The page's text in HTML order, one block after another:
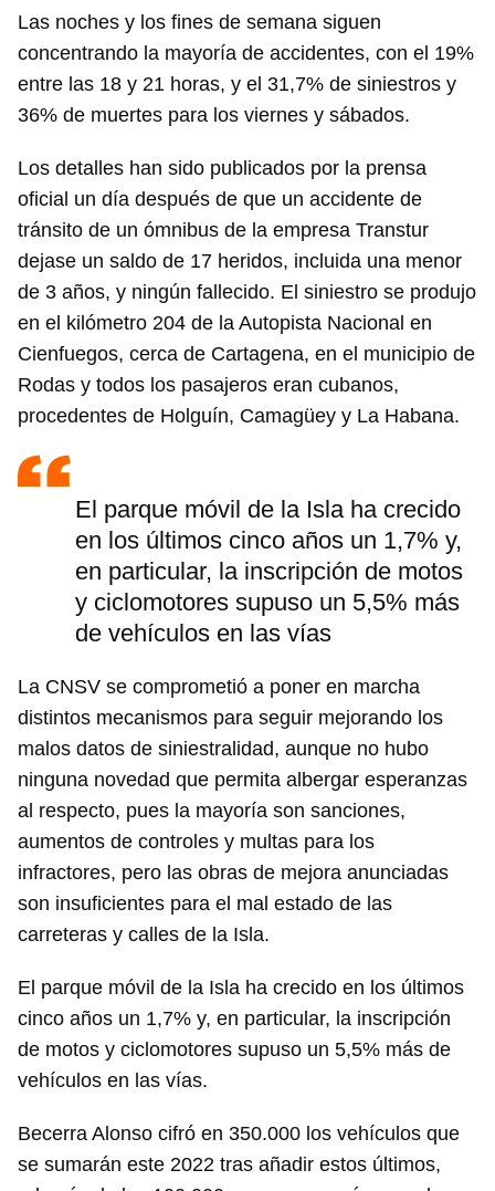
Las noches y los fines de semana siguen
concentrando la mayoría de accidentes, con el 19%
entre las 18 y 21 horas, y el 31,7% de siniestros y
36% de muertes para los viernes y sábados.
Los detalles han sido publicados por la prensa
oficial un día después de que un accidente de
tránsito de un ómnibus de la empresa Transtur
dejase un saldo de 17 heridos, incluida una menor
de 3 años, y ningún fallecido. El siniestro se produjo
en el kilómetro 204 de la Autopista Nacional en
Cienfuegos, cerca de Cartagena, en el municipio de
Rodas y todos los pasajeros eran cubanos,
procedentes de Holguín, Camagüey y La Habana.
El parque móvil de la Isla ha crecido
en los últimos cinco años un 1,7% y,
en particular, la inscripción de motos
y ciclomotores supuso un 5,5% más
de vehículos en las vías
La CNSV se comprometió a poner en marcha
distintos mecanismos para seguir mejorando los
malos datos de siniestralidad, aunque no hubo
ninguna novedad que permita albergar esperanzas
al respecto, pues la mayoría son sanciones,
aumentos de controles y multas para los
infractores, pero las obras de mejora anunciadas
son insuficientes para el mal estado de las
carreteras y calles de la Isla.
El parque móvil de la Isla ha crecido en los últimos
cinco años un 1,7% y, en particular, la inscripción
de motos y ciclomotores supuso un 5,5% más de
vehículos en las vías.
Becerra Alonso cifró en 350.000 los vehículos que
se sumarán este 2022 tras añadir estos últimos,